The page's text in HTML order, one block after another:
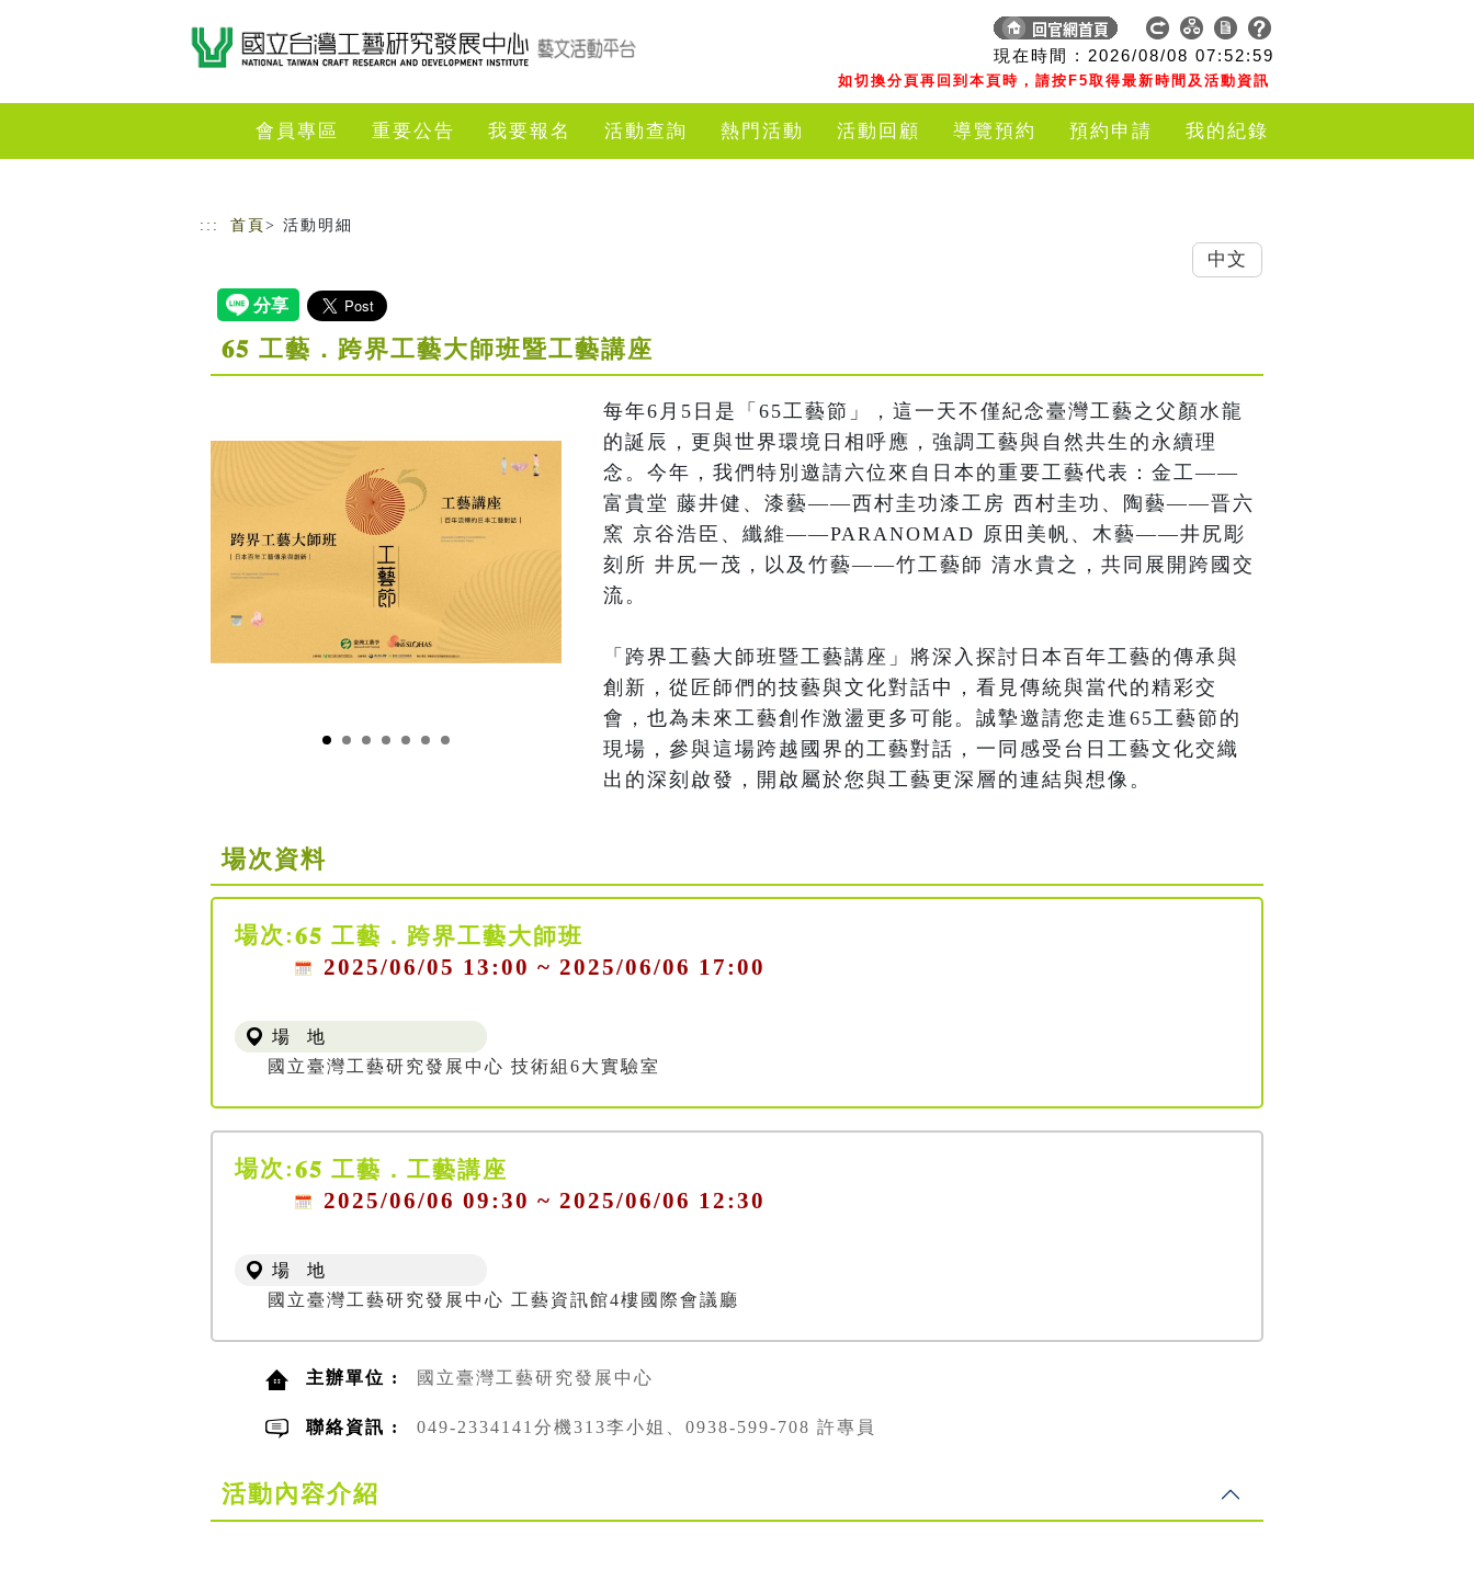
現在時間 : 2026/08/08 07:52:59
如切換分頁再回到本頁時，請按F5取得最新時間及活動資訊
會員專區 重要公告 我要報名 活動查詢 熱門活動 活動回顧 導覽預約 預約申請 我的紀錄
::: 首頁 > 活動明細
𝟔𝟓 工藝．跨界工藝大師班暨工藝講座
每年6月5日是「65工藝節」，這一天不僅紀念臺灣工藝之父顏水龍
的誕辰，更與世界環境日相呼應，強調工藝與自然共生的永續理
念。今年，我們特別邀請六位來自日本的重要工藝代表：金工——
富貴堂 藤井健、漆藝——西村圭功漆工房 西村圭功、陶藝——晋六
窯 京谷浩臣、纖維——PARANOMAD 原田美帆、木藝——井尻彫
刻所 井尻一茂，以及竹藝——竹工藝師 清水貴之，共同展開跨國交
流。
「跨界工藝大師班暨工藝講座」將深入探討日本百年工藝的傳承與
創新，從匠師們的技藝與文化對話中，看見傳統與當代的精彩交
會，也為未來工藝創作激盪更多可能。誠摯邀請您走進65工藝節的
現場，參與這場跨越國界的工藝對話，一同感受台日工藝文化交織
出的深刻啟發，開啟屬於您與工藝更深層的連結與想像。
場次資料
場次:𝟔𝟓 工藝．跨界工藝大師班
2025/06/05 13:00 ~ 2025/06/06 17:00
場 地
國立臺灣工藝研究發展中心 技術組6大實驗室
場次:𝟔𝟓 工藝．工藝講座
2025/06/06 09:30 ~ 2025/06/06 12:30
場 地
國立臺灣工藝研究發展中心 工藝資訊館4樓國際會議廳
主辦單位 : 國立臺灣工藝研究發展中心
聯絡資訊 : 049-2334141分機313李小姐、0938-599-708 許專員
活動內容介紹